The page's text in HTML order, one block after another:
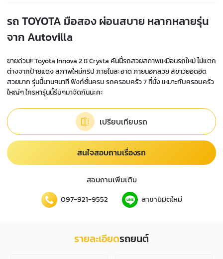
รถ TOYOTA มือสอง ผ่อนสบาย หลากหลายรุ่น
จาก Autovilla
ขายด่วน!! Toyota Innova 2.8 Crysta คันนี้รถสวยสภาพเหมือนรถใหม่ ไม่แตก
ต่างจากป้ายแดง สภาพใหม่กริป ภายในสะอาด ภายนอกสวย สีขาวยอดฮิต
สวยมาก รุ่นนี้นานๆมาที ฟังก์ชั่นครบ รถครอบครัว 7 ที่นั่ง เหมาะกับครอบครัว
ใหญ่ๆ ใครหารุ่นนี้รีบๆมาจัดกันนะคะ
เปรียบเทียบรถ
สนใจสอบถามเรื่องรถ
สอบถามเพิ่มเติม
097-921-9552
สาขานิมิตใหม่
รายละเอียดรถยนต์